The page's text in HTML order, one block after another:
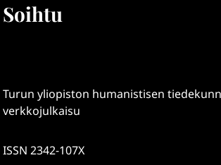
Soihtu
Turun yliopiston humanistisen
verkkojulkaisu
ISSN 2342-107X